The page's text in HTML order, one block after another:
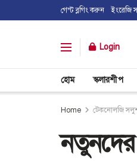
গেস্ট ব্লগিং করুন ইংরেজি
Login
হোম স্কলারশীপ
Home টেকনোলজি